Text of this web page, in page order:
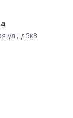
ул., д.5к3